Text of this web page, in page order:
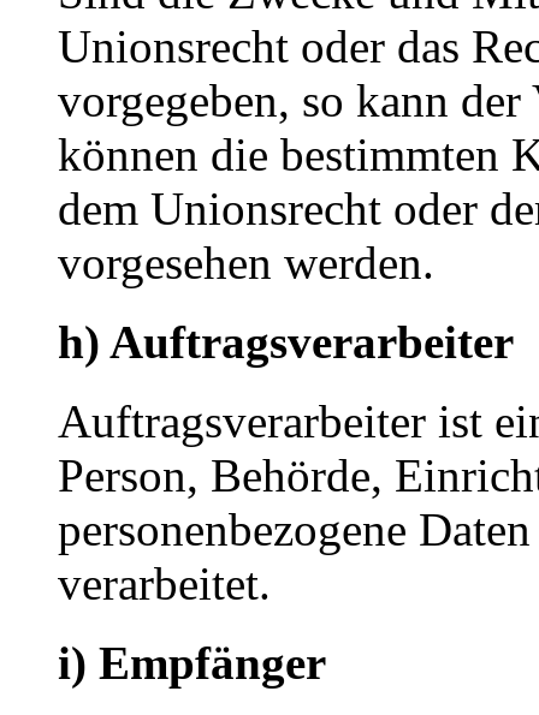
Unionsrecht oder das
vorgegeben, so kann
können die bestimmten
dem Unionsrecht oder
vorgesehen werden.
h) Auftragsverarbeiter
Auftragsverarbeiter ist
Person, Behörde,
personenbezogene
verarbeitet.
i) Empfänger